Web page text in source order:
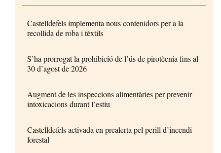
Castelldefels implementa nous contenidors per a la
recollida de roba i tèxtils
S’ha prorrogat la prohibició de l’ús de pirotècnia fins al
30 d’agost de 2026
Augment de les inspeccions alimentàries per prevenir
intoxicacions durant l’estiu
Castelldefels activada en prealerta pel perill d’incendi
forestal